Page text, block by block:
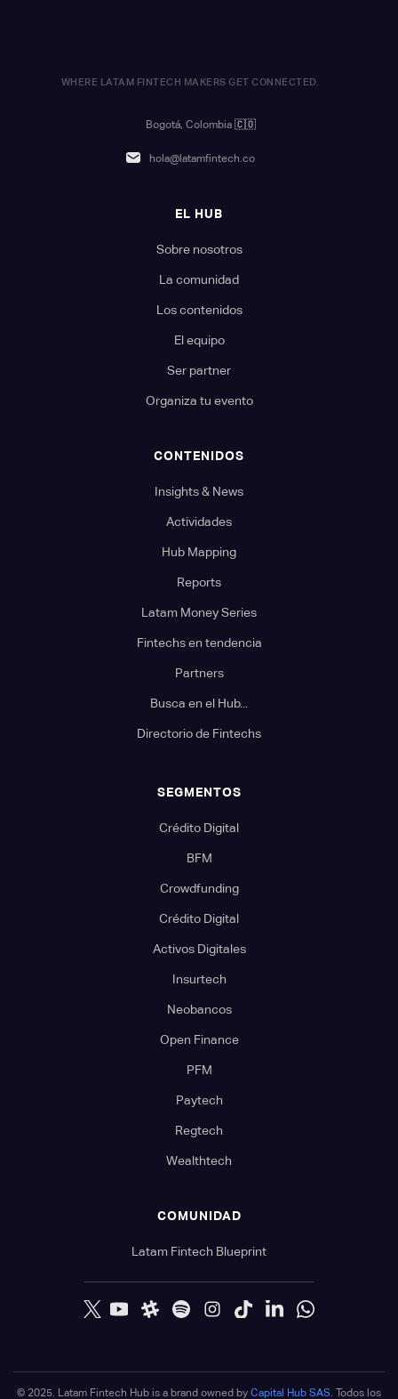
WHERE LATAM FINTECH MAKERS GET CONNECTED.
Bogotá, Colombia 🇨🇴
hola@latamfintech.co
EL HUB
Sobre nosotros
La comunidad
Los contenidos
El equipo
Ser partner
Organiza tu evento
CONTENIDOS
Insights & News
Actividades
Hub Mapping
Reports
Latam Money Series
Fintechs en tendencia
Partners
Busca en el Hub...
Directorio de Fintechs
SEGMENTOS
Crédito Digital
BFM
Crowdfunding
Crédito Digital
Activos Digitales
Insurtech
Neobancos
Open Finance
PFM
Paytech
Regtech
Wealthtech
COMUNIDAD
Latam Fintech Blueprint
© 2025. Latam Fintech Hub is a brand owned by Capital Hub SAS. Todos los